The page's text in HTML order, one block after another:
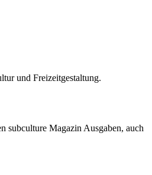
und Freizeitgestaltung.
subculture Magazin Ausgaben, auch